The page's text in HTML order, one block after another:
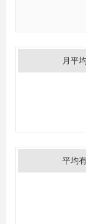
月平
平均